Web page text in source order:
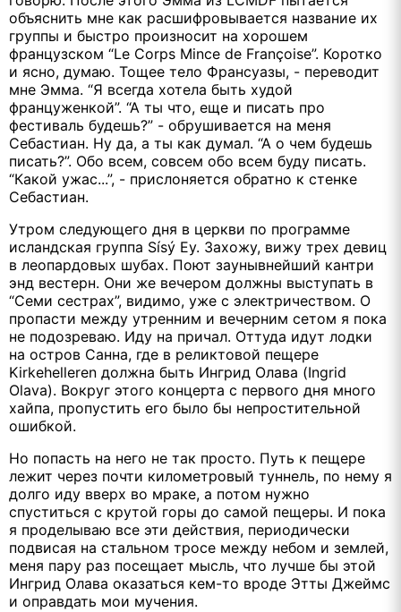
объяснить мне как расшифровывается название их
группы и быстро произносит на хорошем
французском “Le Corps Mince de Françoise”. Коротко
и ясно, думаю. Тощее тело Франсуазы, - переводит
мне Эмма. “Я всегда хотела быть худой
француженкой”. “А ты что, еще и писать про
фестиваль будешь?” - обрушивается на меня
Себастиан. Ну да, а ты как думал. “А о чем будешь
писать?”. Обо всем, совсем обо всем буду писать.
“Какой ужас...”, - прислоняется обратно к стенке
Себастиан.
Утром следующего дня в церкви по программе
исландская группа Sísý Ey. Захожу, вижу трех девиц
в леопардовых шубах. Поют заунывнейший кантри
энд вестерн. Они же вечером должны выступать в
“Семи сестрах”, видимо, уже с электричеством. О
пропасти между утренним и вечерним сетом я пока
не подозреваю. Иду на причал. Оттуда идут лодки
на остров Санна, где в реликтовой пещере
Kirkehelleren должна быть Ингрид Олава (Ingrid
Olava). Вокруг этого концерта с первого дня много
хайпа, пропустить его было бы непростительной
ошибкой.
Но попасть на него не так просто. Путь к пещере
лежит через почти километровый туннель, по нему я
долго иду вверх во мраке, а потом нужно
спуститься с крутой горы до самой пещеры. И пока
я проделываю все эти действия, периодически
подвисая на стальном тросе между небом и землей,
меня пару раз посещает мысль, что лучше бы этой
Ингрид Олава оказаться кем-то вроде Этты Джеймс
и оправдать мои мучения.